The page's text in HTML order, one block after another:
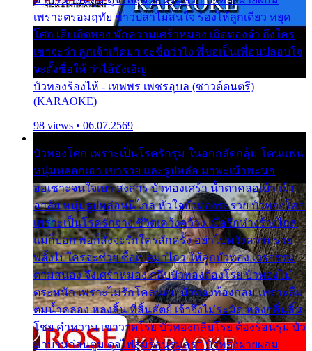
เพราะตรอมฤทัย ข้าวปลาไม่สนใจ ร้องไห้ลูกเดียว หยุด
โศก เสียเถิดทอง พักความเศร้าหมอง เถิดทองจ๋า ถึงใคร
เขาจะว่า ลูกเจ้าเกิดมา จะชื่อว่าไง พี่ขอเป็นเพื่อนปลอบใจ
จะตั้งชื่อให้ ว่าไอ้บังเอิญ
บัวทองร้องไห้ - เทพพร เพชรอุบล (ซาวด์ดนตรี)
(KARAOKE)
98 views • 06.07.2569
บัวทองโศก เพราะเป็นโรครักรุม ในอกกลัดกลุ้ม โดนแฟน
หนุ่มหลอกเอา เขารวย และรูปหล่อ มาพะเน้าพะนอ
ออเซาะจนใจเบา สงสาร บัวทองเศร้า น้ำตาคลอเบ้า เฝ้า
อาลัย หนุ่มรูปหล่อหนีไกล หัวใจบัวทองระรวย บัวทองโศก
เพราะเป็นโรครักจาง ชีวิตเคว้งคว้าง เมื่อรักห่างร้างไกล
แม่ก็บอก พ่อก็สั่งจะรักใครสักครั้ง อย่าไปหวังความรวย
พลั้งไปใครจะช่วย ซื้อเปลมาไกว ให้ลูกบัวทอง เวรกรรม
ตามสนอง จึงเศร้าหมอง กลีบบัวทองต้องโรย บัวทองไม่
ตระหนัก เพราะไม่รักโคลนตม บัวทองท้องกลม เพราะลืม
ตมน้ำคลอง หลงลิ้น ที่สิ้นสัตย์ เจ้าจึงไม่ระมัด หลงกลิ่นลิ้น
โชย คำหวาน เขาวาดโรย บัวทองกลีบโรย ต้องร้อนรุม บัว
มาบานก่อนตูม ดุจไฟสุมร้อนรุมอุรา บัวทองผ่ายผอม